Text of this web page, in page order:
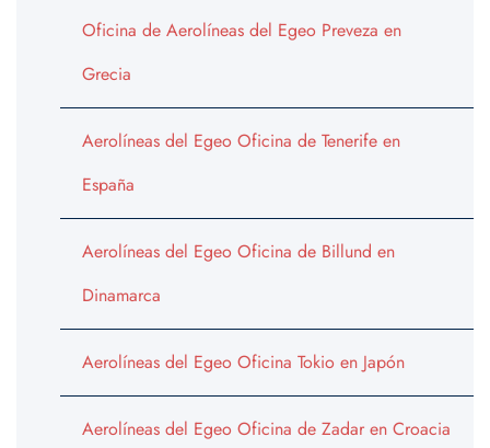
Oficina de Aerolíneas del Egeo Preveza en
Grecia
Aerolíneas del Egeo Oficina de Tenerife en
España
Aerolíneas del Egeo Oficina de Billund en
Dinamarca
Aerolíneas del Egeo Oficina Tokio en Japón
Aerolíneas del Egeo Oficina de Zadar en Croacia